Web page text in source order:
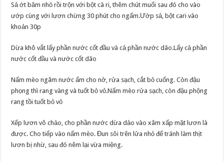
Sả ớt băm nhỏ rồi trộn với bột cà ri, thêm chút muối sau đó cho vào
ướp cùng với lươn chừng 30 phút cho ngấm.Ướp sả, bột cari vào
khoản 30p
Dừa khô vắt lấy phần nước cốt đầu và cả phần nước dão.Lấy cả phần
nước cốt đầu và nước cốt dão
Nấm mèo ngâm nước ấm cho nở, rửa sạch, cắt bỏ cuống. Còn đậu
phọng thì rang vàng và tuốt bỏ vỏ.Nấm mèo rửa sạch, còn đậu phộng
rang tồi tuốt bỏ vỏ
Xếp lươn vô chảo, cho phần nước dừa dảo vào xâm xấp mặt lươn là
được. Cho tiếp vào nấm mèo. Đun sôi trên lửa nhỏ để tránh làm thịt
lươn bị nhừ, sau đó nêm lại vừa miệng.